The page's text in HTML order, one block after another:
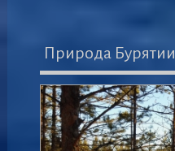
Природа Бурятии